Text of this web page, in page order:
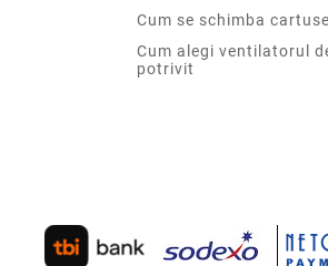
Cum se schimba
Cum alegi ventilatorul
potrivit